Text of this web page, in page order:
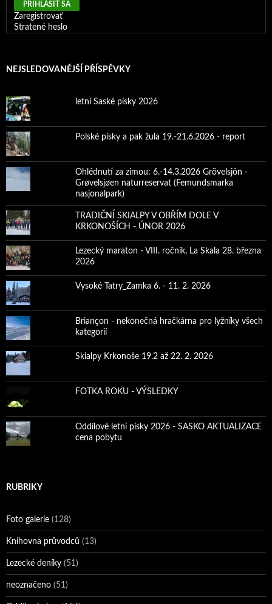
PRIHLÁSIŤ SA
Zaregistrovať
Stratené heslo
NEJSLEDOVANĚJŠÍ PŘÍSPĚVKY
letní Saské písky 2026
Polské písky a pak žula 19.-21.6.2026 - report
Ohlédnutí za zimou: 6.-14.3.2026 Grövelsjön -
Grøvelsjøen naturreservat (Femundsmarka
nasjonalpark)
TRADIČNÍ SKIALPY V OBŘÍM DOLE V
KRKONOŠÍCH - ÚNOR 2026
Lezecký maraton - VIII. ročník, La Skala 28. března
2026
Vysoké Tatry_Zamka 6. - 11. 2. 2026
Briançon - nekonečná hračkárna pro lyžníky všech
kategorií
Skialpy Krkonoše 19.2 až 22. 2. 2026
FOTKA ROKU - VÝSLEDKY
Oddílové letní písky 2026 - SASKO AKTUALIZACE
cena pobytu
RUBRIKY
Foto galerie (128)
Knihovna průvodců (13)
Lezecké deníky (51)
neoznačeno (51)